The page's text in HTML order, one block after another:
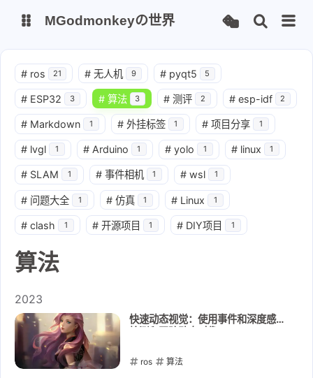
博客
ChatGPT NewChatGPT
AutoGPT AcademicGPT
Chatpaper
Memos 必过通原
MGodmonkeyの世界
# ros 21 # 无人机 9 # pyqt5 5
# ESP32 3 # 算法 3 # 测评 2 # esp-idf 2
# Markdown 1 # 外挂标签 1 # 项目分享 1
# lvgl 1 # Arduino 1 # yolo 1 # linux 1
# SLAM 1 # 事件相机 1 # wsl 1
# 问题大全 1 # 仿真 1 # Linux 1
# clash 1 # 开源项目 1 # DIY项目 1
算法
2023
快速动态视觉：使用事件和深度感应
ros 算法